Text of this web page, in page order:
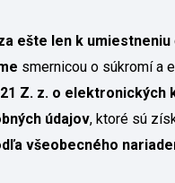
ešte len k umiestneniu
smernicou o súkromí a
Z. z. o elektronických
údajov, ktoré sú
všeobecného